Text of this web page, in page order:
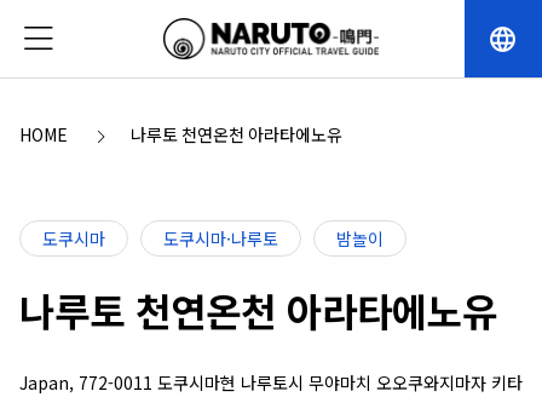
language
HOME 나루토 천연온천 아라타에노유
도쿠시마 도쿠시마·나루토 밤놀이
나루토 천연온천 아라타에노유
Japan, 772-0011 도쿠시마현 나루토시 무야마치 오오쿠와지마자 키타